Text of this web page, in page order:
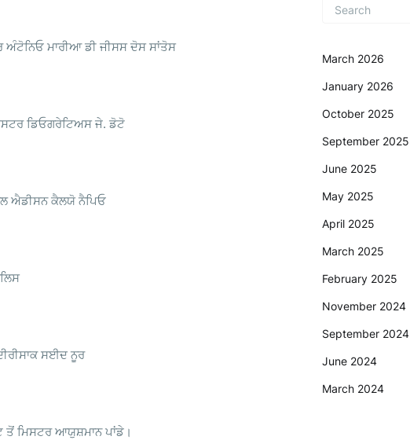
ਮਾਰੀਆ ਡੀ ਜੀਸਸ ਦੋਸ ਸਾਂਤੋਸ
ਡਿਓਗਰੇਟਿਅਸ ਜੇ. ਡੋਟੋ
ਐਡੀਸਨ ਕੈਲਯੋ ਨੈਪਿਓ
ਸਈਦ ਨੂਰ
ਮਿਸਟਰ ਆਯੁਸ਼ਮਾਨ ਪਾਂਡੇ।
March 2026
January 2026
October 2025
September 2025
June 2025
May 2025
April 2025
March 2025
February 2025
November 2024
September 2024
June 2024
March 2024